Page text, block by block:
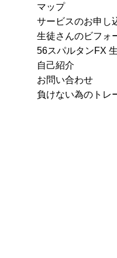
マップ
サービスのお申し
生徒さんのビフォ
56スパルタンFX
自己紹介
お問い合わせ
負けない為のトレ